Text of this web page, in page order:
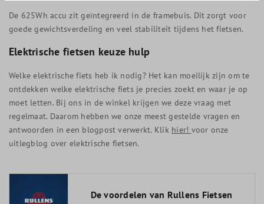
De 625Wh accu zit geïntegreerd in de framebuis. Dit zorgt voor
goede gewichtsverdeling en veel stabiliteit tijdens het fietsen.
Elektrische fietsen keuze hulp
Welke elektrische fiets heb ik nodig? Het kan moeilijk zijn om te
ontdekken welke elektrische fiets je precies zoekt en waar je op
moet letten. Bij ons in de winkel krijgen we deze vraag met
regelmaat. Daarom hebben we onze meest gestelde vragen en
antwoorden in een blogpost verwerkt. Klik hier! voor onze
uitlegblog over elektrische fietsen.
De voordelen van Rullens Fietsen